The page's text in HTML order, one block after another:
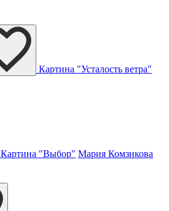
Картина "Усталость ветра"
Картина "Выбор" Мария Комзикова